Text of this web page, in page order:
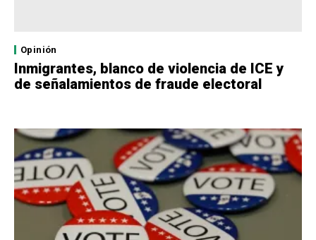
Opinión
Inmigrantes, blanco de violencia de ICE y
de señalamientos de fraude electoral